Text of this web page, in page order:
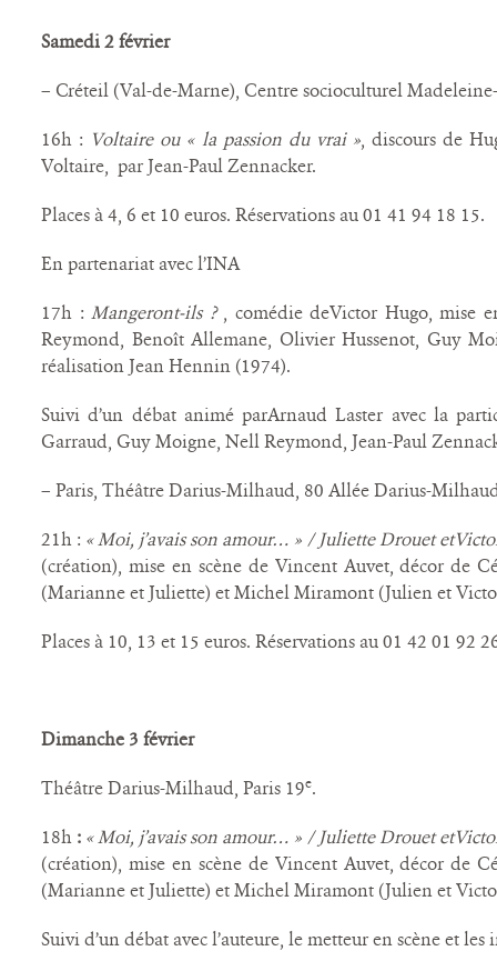
Samedi 2 février
– Créteil (Val-de-Marne), Centre socioculturel
16h : Voltaire ou « la passion du vrai », discours de
Voltaire, par Jean-Paul Zennacker.
Places à 4, 6 et 10 euros. Réservations au 01 41 94 18 15.
En partenariat avec l’INA
17h : Mangeront-ils ? , comédie deVictor Hugo, mise
Reymond, Benoît Allemane, Olivier Hussenot, Guy
réalisation Jean Hennin (1974).
Suivi d’un débat animé parArnaud Laster avec la
Garraud, Guy Moigne, Nell Reymond, Jean-Paul
– Paris, Théâtre Darius-Milhaud, 80 Allée Darius-
21h : « Moi, j’avais son amour… » / Juliette Drouet
(création), mise en scène de Vincent Auvet, décor de
(Marianne et Juliette) et Michel Miramont (Julien et
Places à 10, 13 et 15 euros. Réservations au 01 42 01 92
Dimanche 3 février
Théâtre Darius-Milhaud, Paris 19e.
18h : « Moi, j’avais son amour… » / Juliette Drouet
(création), mise en scène de Vincent Auvet, décor de
(Marianne et Juliette) et Michel Miramont (Julien et
Suivi d’un débat avec l’auteure, le metteur en scène et les